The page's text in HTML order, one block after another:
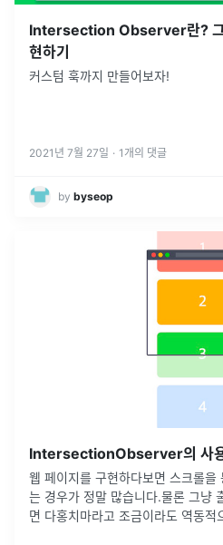
Intersection Observer란?
현하기
커스텀 훅까지 만들어보자!
2021년 7월 27일 · 1 개의 댓글
by byseop
IntersectionObserver의 사
웹 페이지를 구현하다보면 스크롤
는 경우가 정말 많습니다.물론 그냥
면 다홍치마라고 조금이라도 역동적